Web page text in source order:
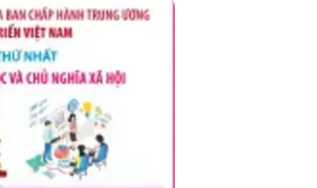
hành Trung
hình phát triển
Trong đó quan
hình phát triển với
triển đất nước
minh, hạnh phúc;
văn minh, hài
mới khai thác, phát